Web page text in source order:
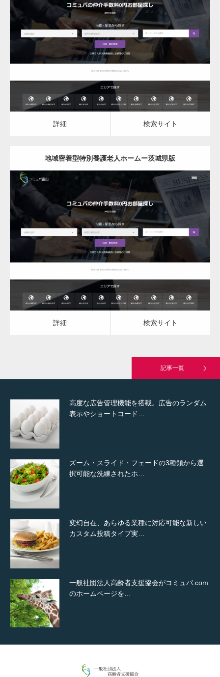
更新日： 2023.03.09
地域密着型特別養護老人ホーム
詳細 検索サイト
詳細 検索サイト
地域密着型特別養護老人ホームー茨城県版
更新日： 2023.03.09
地域密着型特別養護老人ホーム
詳細 検索サイト
詳細 検索サイト
記事一覧
変幻自在、あらゆる業種に対応可能な新しい
カスタム投稿タイプ実…
一般社団法人高齢者支援協会がコミュパ.com
通常投稿
Hello world!
高度な広告管理機能を搭載。広告のランダム
表示やショートコード…
ズーム・スライド・フェードの3種類から選
択可能な洗練されたホ…
変幻自在、あらゆる業種に対応可能な新しい
カスタム投稿タイプ実…
一般社団法人高齢者支援協会がコミュパ.com
のホームページを…
通常投稿